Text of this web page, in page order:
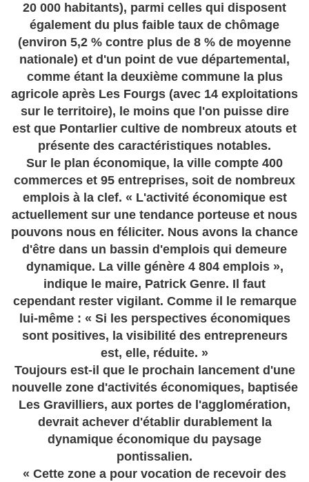
20 000 habitants), parmi celles qui disposent
également du plus faible taux de chômage
(environ 5,2 % contre plus de 8 % de moyenne
nationale) et d'un point de vue départemental,
comme étant la deuxième commune la plus
agricole après Les Fourgs (avec 14 exploitations
sur le territoire), le moins que l'on puisse dire
est que Pontarlier cultive de nombreux atouts et
présente des caractéristiques notables.
Sur le plan économique, la ville compte 400
commerces et 95 entreprises, soit de nombreux
emplois à la clef. « L'activité économique est
actuellement sur une tendance porteuse et nous
pouvons nous en féliciter. Nous avons la chance
d'être dans un bassin d'emplois qui demeure
dynamique. La ville génère 4 804 emplois »,
indique le maire, Patrick Genre. Il faut
cependant rester vigilant. Comme il le remarque
lui-même : « Si les perspectives économiques
sont positives, la visibilité des entrepreneurs
est, elle, réduite. »
Toujours est-il que le prochain lancement d'une
nouvelle zone d'activités économiques, baptisée
Les Gravilliers, aux portes de l'agglomération,
devrait achever d'établir durablement la
dynamique économique du paysage
pontissalien.
« Cette zone a pour vocation de recevoir des